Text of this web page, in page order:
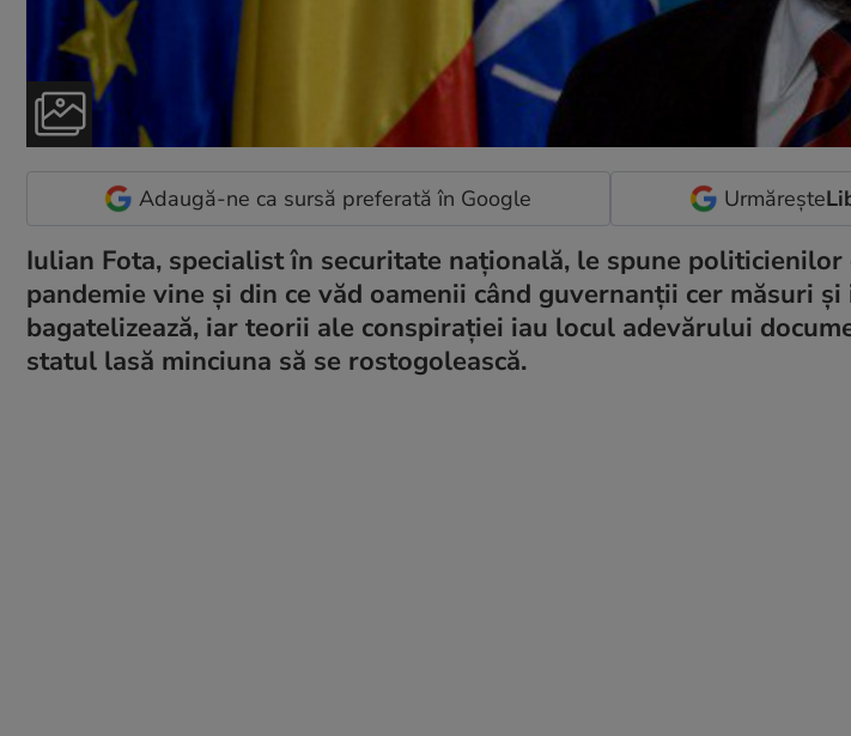
Adaugă-ne ca sursă preferată în Google Urmărește
Iulian Fota, specialist în securitate națională, le spune politicienilor
pandemie vine și din ce văd oamenii când guvernanții cer măsuri
bagatelizează, iar teorii ale conspirației iau locul adevărului
statul lasă minciuna să se rostogolească.